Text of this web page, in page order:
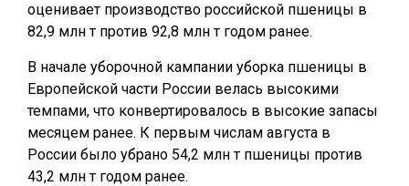
оценивает производство российской пшеницы в
82,9 млн т против 92,8 млн т годом ранее.
В начале уборочной кампании уборка пшеницы в
Европейской части России велась высокими
темпами, что конвертировалось в высокие запасы
месяцем ранее. К первым числам августа в
России было убрано 54,2 млн т пшеницы против
43,2 млн т годом ранее.